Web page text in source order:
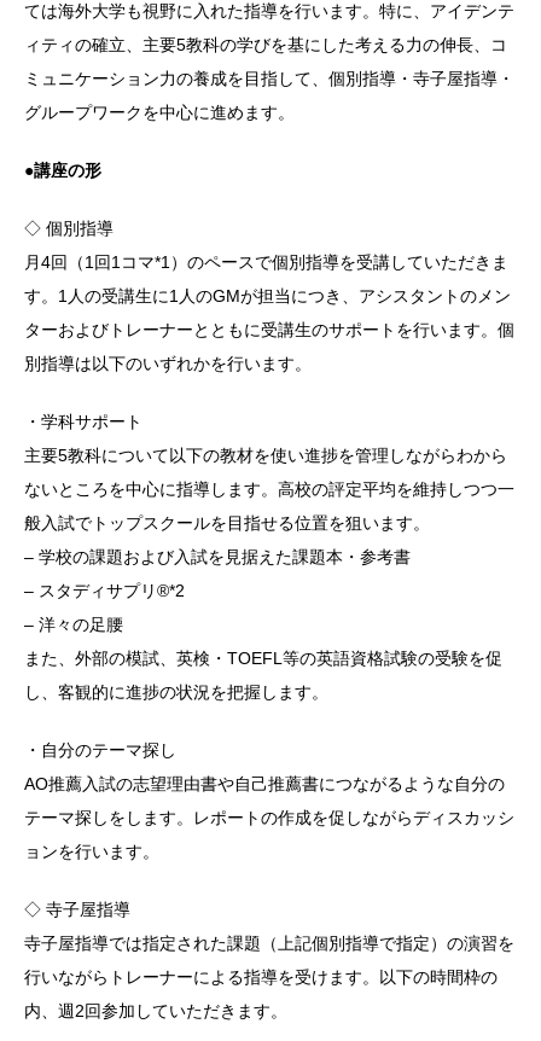
ては海外大学も視野に入れた指導を行います。特に、アイデンテ
ィティの確立、主要5教科の学びを基にした考える力の伸長、コ
ミュニケーション力の養成を目指して、個別指導・寺子屋指導・
グループワークを中心に進めます。
●講座の形
◇ 個別指導
月4回（1回1コマ*1）のペースで個別指導を受講していただきま
す。1人の受講生に1人のGMが担当につき、アシスタントのメン
ターおよびトレーナーとともに受講生のサポートを行います。個
別指導は以下のいずれかを行います。
・学科サポート
主要5教科について以下の教材を使い進捗を管理しながらわから
ないところを中心に指導します。高校の評定平均を維持しつつ一
般入試でトップスクールを目指せる位置を狙います。
– 学校の課題および入試を見据えた課題本・参考書
– スタディサプリ®*2
– 洋々の足腰
また、外部の模試、英検・TOEFL等の英語資格試験の受験を促
し、客観的に進捗の状況を把握します。
・自分のテーマ探し
AO推薦入試の志望理由書や自己推薦書につながるような自分の
テーマ探しをします。レポートの作成を促しながらディスカッシ
ョンを行います。
◇ 寺子屋指導
寺子屋指導では指定された課題（上記個別指導で指定）の演習を
行いながらトレーナーによる指導を受けます。以下の時間枠の
内、週2回参加していただきます。